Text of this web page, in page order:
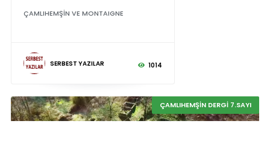
ÇAMLIHEMŞİN VE MONTAIGNE
SERBEST YAZILAR 1014
ÇAMLIHEMŞİN DERGİ 7.SAYI